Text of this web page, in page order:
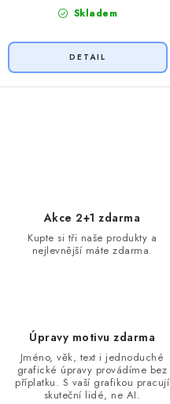
Skladem
y
Akce 2+1 zdarma
Kupte si tři naše produkty a
nejlevnější máte zdarma.
Úpravy motivu zdarma
Jméno, věk, text i jednoduché
grafické úpravy provádíme bez
příplatku. S vaší grafikou pracují
skuteční lidé, ne AI.